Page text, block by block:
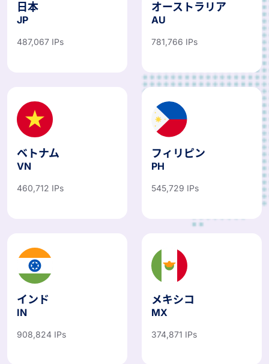
日本
JP
487,067 IPs
オーストラリア
AU
781,766 IPs
ベトナム
VN
460,712 IPs
フィリピン
PH
545,729 IPs
インド
IN
908,824 IPs
メキシコ
MX
374,871 IPs